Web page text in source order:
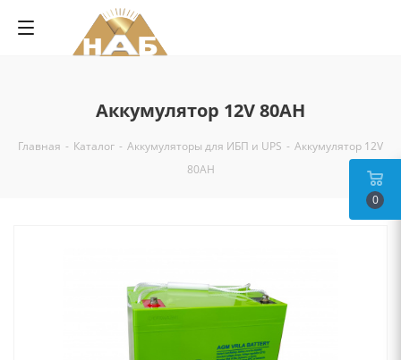
Аккумулятор 12V 80AH
Главная - Каталог - Аккумуляторы для ИБП и UPS - Аккумулятор 12V
80AH
0